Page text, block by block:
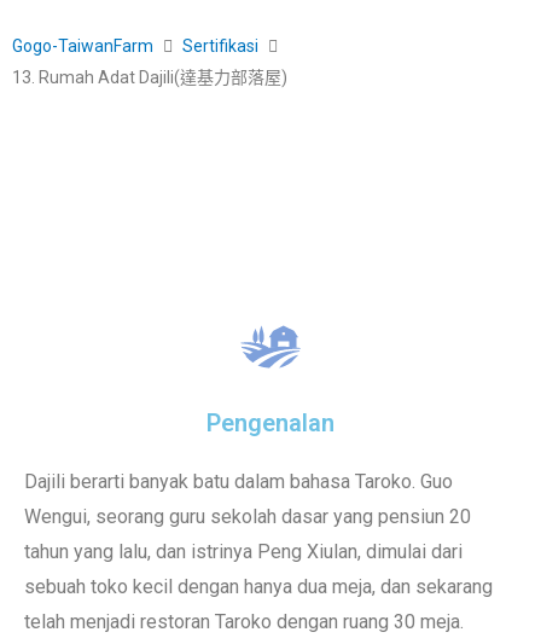
Gogo-TaiwanFarm
Sertifikasi
13. Rumah Adat Dajili(達基力部落屋)
Pengenalan
Dajili berarti banyak batu dalam bahasa Taroko. Guo
Wengui, seorang guru sekolah dasar yang pensiun 20
tahun yang lalu, dan istrinya Peng Xiulan, dimulai dari
sebuah toko kecil dengan hanya dua meja, dan sekarang
telah menjadi restoran Taroko dengan ruang 30 meja.